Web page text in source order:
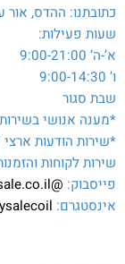
כתובתנו: ההדס, אור
שעות פעילות:
א’-ה’ 9:00-21:00
ו’ 9:00-14:30
שבת סגור
*מענה אנושי בשירות
*שירות הודעות ארצי 24/7
שירות לקוחות
פייסבוק: @toysale.co.il
אינסטגרם: